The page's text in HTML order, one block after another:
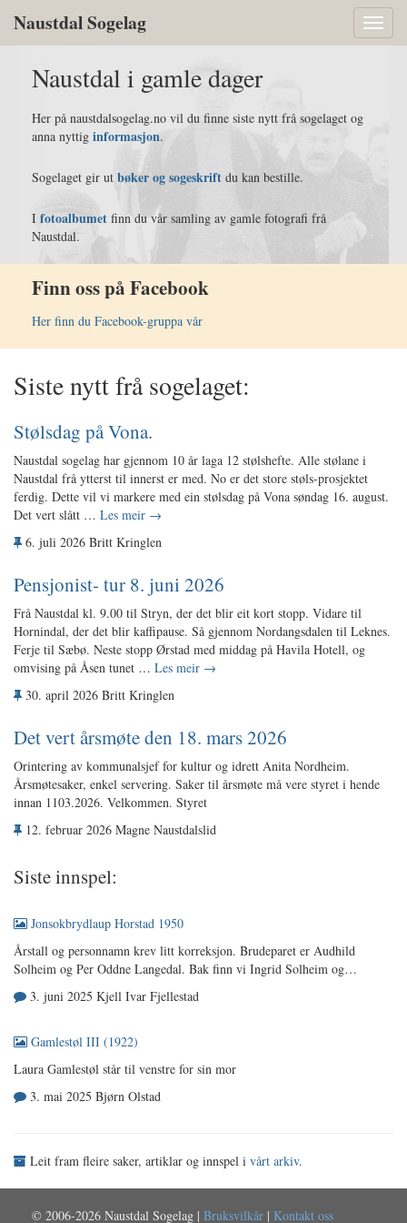
Toggle
Naustdal Sogelag
Naustdal i gamle dager
Her på naustdalsogelag.no vil du finne siste nytt frå sogelaget og
anna nyttig informasjon.
Sogelaget gir ut bøker og sogeskrift du kan bestille.
I fotoalbumet finn du vår samling av gamle fotografi frå
Naustdal.
Finn oss på Facebook
Her finn du Facebook-gruppa vår
Siste nytt frå sogelaget:
Stølsdag på Vona.
Naustdal sogelag har gjennom 10 år laga 12 stølshefte. Alle stølane i
Naustdal frå ytterst til innerst er med. No er det store støls-prosjektet
ferdig. Dette vil vi markere med ein stølsdag på Vona søndag 16. august.
Det vert slått … Les meir →
6. juli 2026 Britt Kringlen
Pensjonist- tur 8. juni 2026
Frå Naustdal kl. 9.00 til Stryn, der det blir eit kort stopp. Vidare til
Hornindal, der det blir kaffipause. Så gjennom Nordangsdalen til Leknes.
Ferje til Sæbø. Neste stopp Ørstad med middag på Havila Hotell, og
omvising på Åsen tunet … Les meir →
30. april 2026 Britt Kringlen
Det vert årsmøte den 18. mars 2026
Orintering av kommunalsjef for kultur og idrett Anita Nordheim.
Årsmøtesaker, enkel servering. Saker til årsmøte må vere styret i hende
innan 1103.2026. Velkommen. Styret
12. februar 2026 Magne Naustdalslid
Siste innspel:
Jonsokbrydlaup Horstad 1950
Årstall og personnamn krev litt korreksjon. Brudeparet er Audhild
Solheim og Per Oddne Langedal. Bak finn vi Ingrid Solheim og…
3. juni 2025 Kjell Ivar Fjellestad
Gamlestøl III (1922)
Laura Gamlestøl står til venstre for sin mor
3. mai 2025 Bjørn Olstad
Leit fram fleire saker, artiklar og innspel i vårt arkiv.
© 2006-2026 Naustdal Sogelag | Bruksvilkår | Kontakt oss